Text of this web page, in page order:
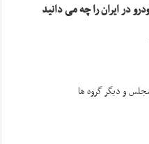
در ایران را چه می دانید
و دیگر گروه ها